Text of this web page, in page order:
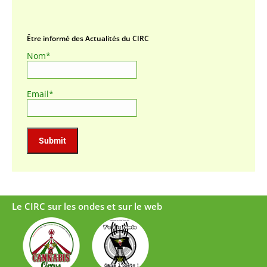
Être informé des Actualités du CIRC
Nom*
Email*
Le CIRC sur les ondes et sur le web